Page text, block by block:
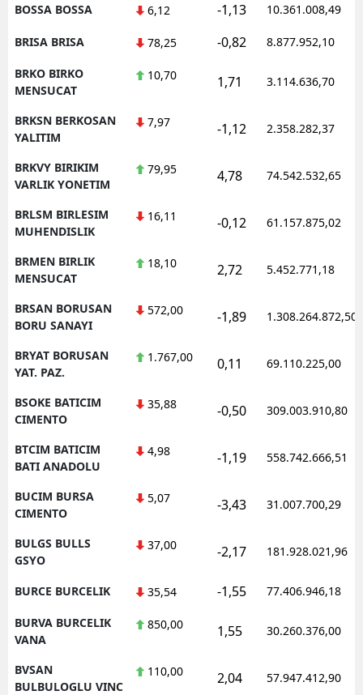
BOSSA BOSSA 6,12 -1,13 10.361.008,49
BRISA BRISA 78,25 -0,82 8.877.952,10
BRKO BIRKO
MENSUCAT
10,70 1,71 3.114.636,70
BRKSN BERKOSAN
YALITIM
7,97 -1,12 2.358.282,37
BRKVY BIRIKIM
VARLIK YONETIM
79,95 4,78 74.542.532,65
BRLSM BIRLESIM
MUHENDISLIK
16,11 -0,12 61.157.875,02
BRMEN BIRLIK
MENSUCAT
18,10 2,72 5.452.771,18
BRSAN BORUSAN
BORU SANAYI
572,00 -1,89 1.308.264.872,50
BRYAT BORUSAN
YAT. PAZ.
1.767,00 0,11 69.110.225,00
BSOKE BATICIM
CIMENTO
35,88 -0,50 309.003.910,80
BTCIM BATICIM
BATI ANADOLU
4,98 -1,19 558.742.666,51
BUCIM BURSA
CIMENTO
5,07 -3,43 31.007.700,29
BULGS BULLS
GSYO
37,00 -2,17 181.928.021,96
BURCE BURCELIK 35,54 -1,55 77.406.946,18
BURVA BURCELIK
VANA
850,00 1,55 30.260.376,00
BVSAN
BULBULOGLU VINC
110,00 2,04 57.947.412,90